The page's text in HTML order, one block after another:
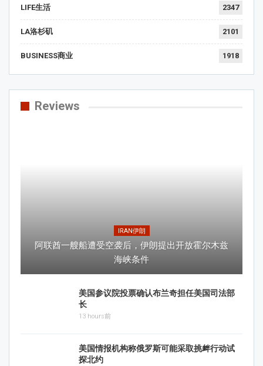
LIFE生活 2347
LA洛杉矶 2101
BUSINESS商业 1918
Reviews
IRAN伊朗
阿联酋一艘船遭受空袭后，伊朗提出开放霍尔木兹
海峡条件
美国参议院投票确认布兰奇担任美国司法部
长
13 hours前
美国情报机构称俄罗斯可能采取挑衅行动试
探北约